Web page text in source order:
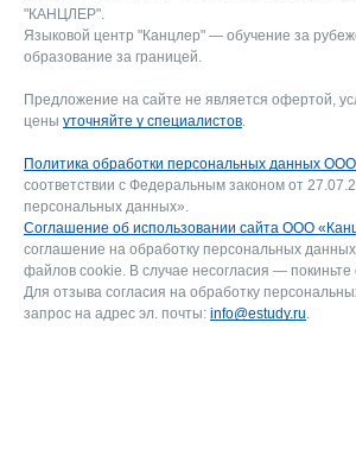
"КАНЦЛЕР".
Языковой центр "Канцлер" — обучение за
образование за границей.
Предложение на сайте не является офертой,
цены уточняйте у специалистов.
Политика обработки персональных данных
соответствии с Федеральным законом от
персональных данных».
Соглашение об использовании сайта ООО
соглашение на обработку персональных
файлов cookie. В случае несогласия — покиньте
Для отзыва согласия на обработку
запрос на адрес эл. почты: info@estudy.ru.